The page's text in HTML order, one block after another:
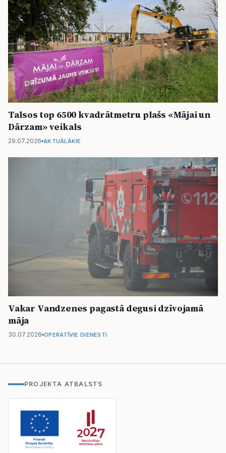
Talsos top 6500 kvadrātmetru plašs «Mājai un
Dārzam» veikals
29.07.2026 AKTUĀLĀKIE
Vakar Vandzenes pagastā degusi dzīvojamā
māja
30.07.2026 OPERATĪVIE DIENESTI
PROJEKTA ATBALSTS